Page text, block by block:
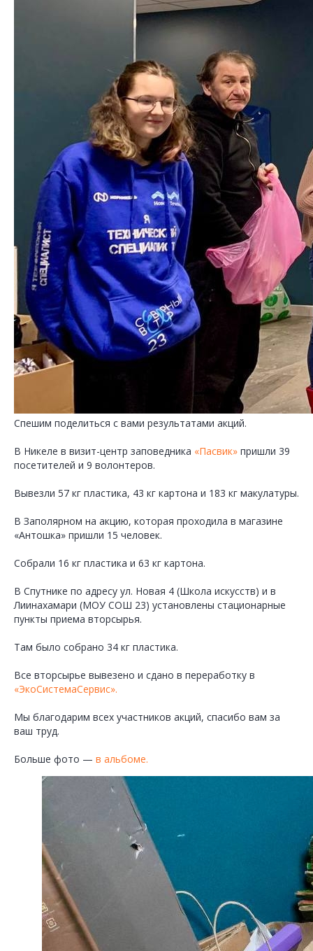
Спешим поделиться с вами результатами акций.
В Никеле в визит-центр заповедника «Пасвик» пришли 39
посетителей и 9 волонтеров.
Вывезли 57 кг пластика, 43 кг картона и 183 кг макулатуры.
В Заполярном на акцию, которая проходила в магазине
«Антошка» пришли 15 человек.
Собрали 16 кг пластика и 63 кг картона.
В Спутнике по адресу ул. Новая 4 (Школа искусств) и в
Лиинахамари (МОУ СОШ 23) установлены стационарные
пункты приема вторсырья.
Там было собрано 34 кг пластика.
Все вторсырье вывезено и сдано в переработку в
«ЭкоСистемаСервис».
Мы благодарим всех участников акций, спасибо вам за
ваш труд.
Больше фото — в альбоме.